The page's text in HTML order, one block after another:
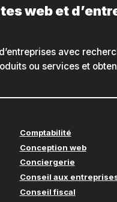
web et
avec
ou services et
Comptabilité
Conception web
Conciergerie
Conseil aux
Conseil fiscal